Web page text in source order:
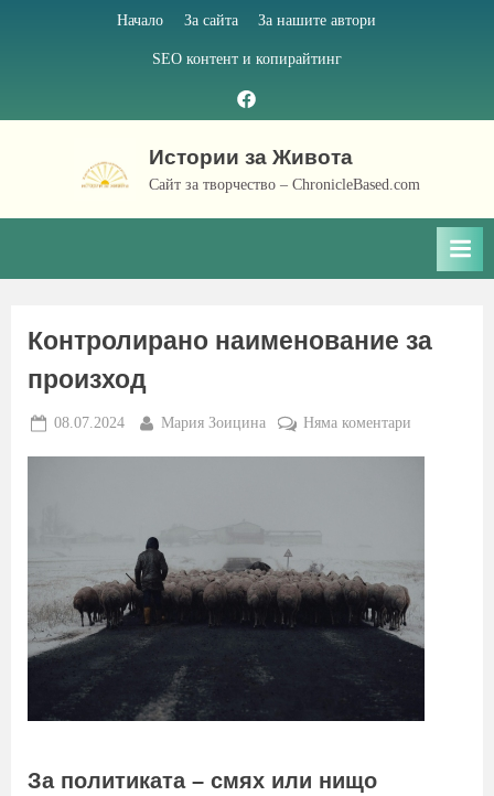
Начало За сайта За нашите автори
SEO контент и копирайтинг
Facebook
page
Истории за Живота
Сайт за творчество – ChronicleBased.com
Контролирано наименование за
произход
Posted
08.07.2024 By
Мария Зоицина Няма коментариза
За политиката – смях или нищо